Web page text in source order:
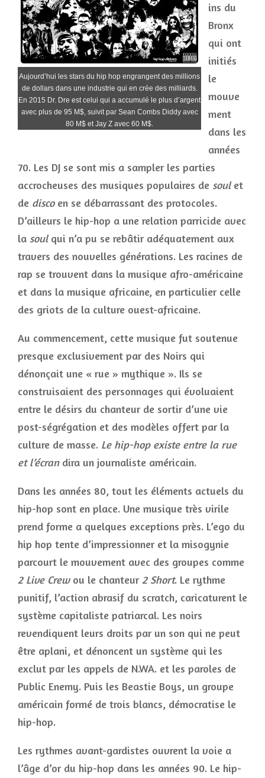
Aujourd’hui les stars du hip hop engrangent des millions
de dollars dans une industrie qui en crée des milliards.
En 2015 Dr. Dre est celui qui a accumulé le plus d’argent
avec plus de 95 M$, suivit par Sean Combs Diddy avec
80 M$ et Jay Z avec 60 M$.
ins du
Bronx
qui ont
initiés
le
mouve
ment
dans les
années
70. Les DJ se sont mis a sampler les parties
accrocheuses des musiques populaires de soulet
de discoen se débarrassant des protocoles.
D’ailleurs le hip-hop a une relation parricide avec
la soulqui n’a pu se rebâtir adéquatement aux
travers des nouvelles générations. Les racines de
rap se trouvent dans la musique afro-américaine
et dans la musique africaine, en particulier celle
des griots de la culture ouest-africaine.
Au commencement, cette musique fut soutenue
presque exclusivement par des Noirs qui
dénonçait une « rue » mythique ». Ils se
construisaient des personnages qui évoluaient
entre le désirs du chanteur de sortir d’une vie
post-ségrégation et des modèles offert par la
culture de masse. Le hip-hop existe entre la rue
et l’écrandira un journaliste américain.
Dans les années 80, tout les éléments actuels du
hip-hop sont en place. Une musique très virile
prend forme a quelques exceptions près. L’ego du
hip hop tente d’impressionner et la misogynie
parcourt le mouvement avec des groupes comme
2 Live Crewou le chanteur 2 Short. Le rythme
punitif, l’action abrasif du scratch, caricaturent le
système capitaliste patriarcal. Les noirs
revendiquent leurs droits par un son qui ne peut
être aplani, et dénoncent un système qui les
exclut par les appels de N.WA. et les paroles de
Public Enemy. Puis les Beastie Boys, un groupe
américain formé de trois blancs, démocratise le
hip-hop.
Les rythmes avant-gardistes ouvrent la voie a
l’âge d’or du hip-hop dans les années 90. Le hip-